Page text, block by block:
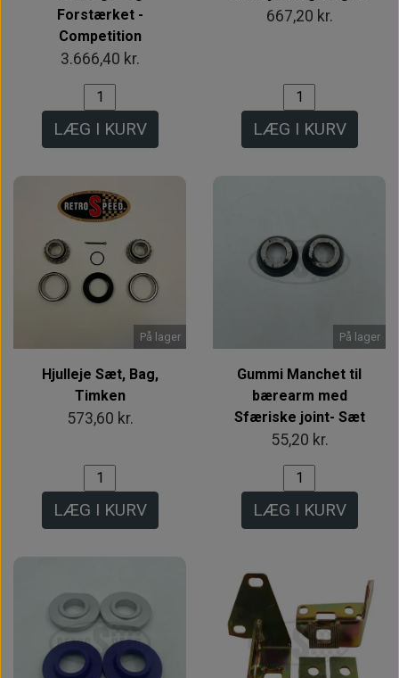
Forstærket -
Competition
3.666,40 kr.
LÆG I KURV
667,20 kr.
LÆG I KURV
På lager
Hjulleje Sæt, Bag,
Timken
573,60 kr.
LÆG I KURV
På lager
Gummi Manchet til
bærearm med
Sfæriske joint- Sæt
55,20 kr.
LÆG I KURV